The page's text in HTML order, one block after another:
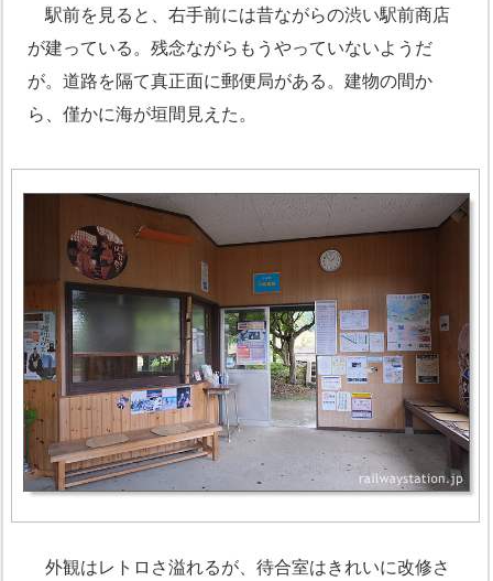
駅前を見ると、右手前には昔ながらの渋い駅前商店
が建っている。残念ながらもうやっていないようだ
が。道路を隔て真正面に郵便局がある。建物の間か
ら、僅かに海が垣間見えた。
外観はレトロさ溢れるが、待合室はきれいに改修さ